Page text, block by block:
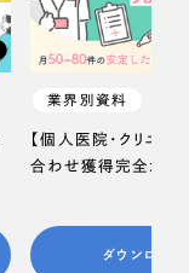
業界別資料
【個人医院・クリニッ
合わせ獲得完全ガイ
ダウンロード